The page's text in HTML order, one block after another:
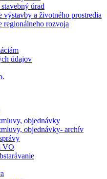
úrad
výstavby a životného prostredia
regionálneho rozvoja
údajov
objednávky
objednávky- archív
VO